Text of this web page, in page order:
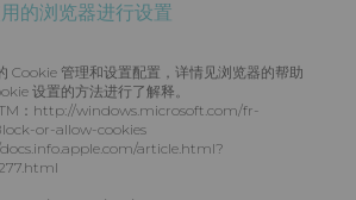
的浏览器进行设置
Cookie 管理和设置配置，详情见浏览器的帮助
设置的方法进行了解释。
：http://windows.microsoft.com/fr-
or-allow-cookies
article.html?